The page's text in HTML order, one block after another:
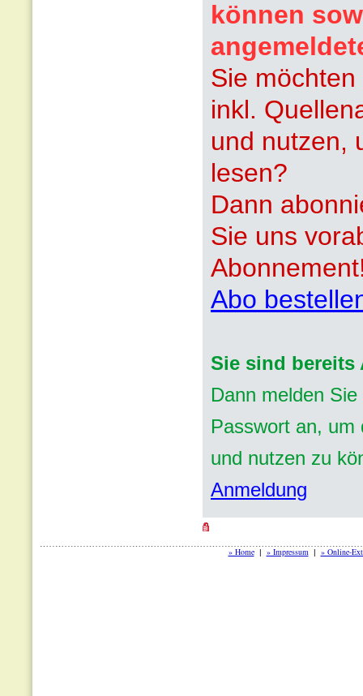
können
Sie
inkl.
und nutzen,
lesen?
Dann
Sie uns
Abo
Sie sind bereits
Dann melden
Passwort an, um
und nutzen zu
Anmeldung
» Home | » Impressum | » Online-